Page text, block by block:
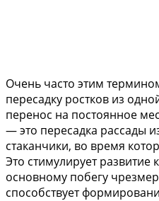
Очень часто этим
пересадку ростков из
перенос на постоянное
— это пересадка рассады
стаканчики, во время
Это стимулирует развитие
основному побегу
способствует